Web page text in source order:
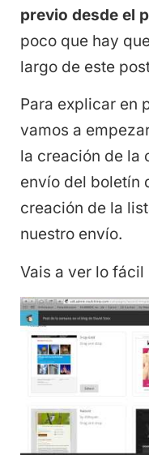
previo desde el
poco que hay
largo de este
Para explicar en
vamos a
la creación de la
envío del boletín
creación de la
nuestro envío.
Vais a ver lo fácil